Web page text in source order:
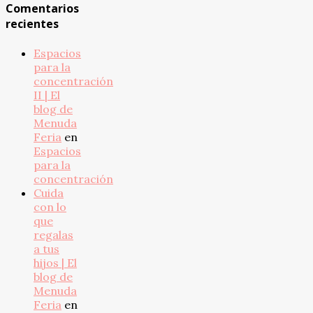
Comentarios
recientes
Espacios
para la
concentración
II | El
blog de
Menuda
Feria en
Espacios
para la
concentración
Cuida
con lo
que
regalas
a tus
hijos | El
blog de
Menuda
Feria en